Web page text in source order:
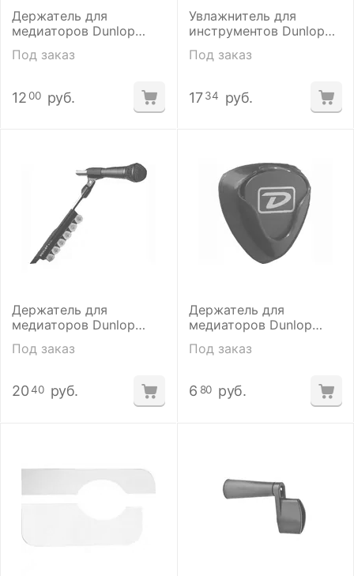
Держатель для
медиаторов Dunlop
5000
Под заказ
12 00 руб.
Увлажнитель для
инструментов Dunlop
Herco HE360 SI
GUARDFATHER
Под заказ
17 34 руб.
Держатель для
медиаторов Dunlop
5010SI DNLP 7" BLK STD
PKHL
Под заказ
2040 руб.
Держатель для
медиаторов Dunlop
5006
Под заказ
6 80 руб.